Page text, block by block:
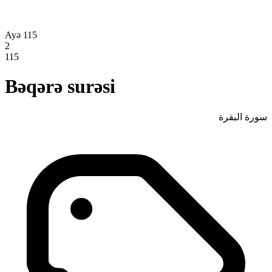
Ayə 115
2
115
Bəqərə surəsi
سورة البقرة